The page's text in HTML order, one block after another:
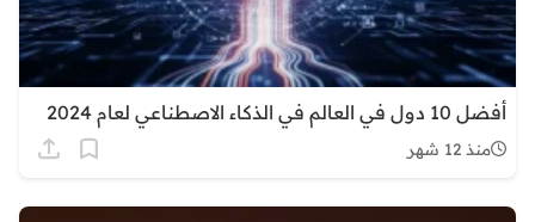
أفضل 10 دول في العالم في الذكاء الاصطناعي لعام 2024
منذ 12 شهر